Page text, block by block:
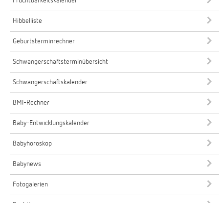
Hibbelliste
Geburtsterminrechner
Schwangerschaftsterminübersicht
Schwangerschaftskalender
BMI-Rechner
Baby-Entwicklungskalender
Babyhoroskop
Babynews
Fotogalerien